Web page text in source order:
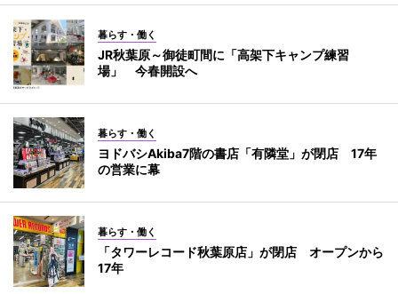
暮らす・働く
JR秋葉原～御徒町間に「高架下キャンプ練習
場」 今春開設へ
暮らす・働く
ヨドバシAkiba7階の書店「有隣堂」が閉店 17年
の営業に幕
暮らす・働く
「タワーレコード秋葉原店」が閉店 オープンから
17年